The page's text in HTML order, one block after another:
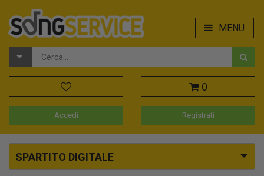
MENU
0
Accedi Registrati
SPARTITO DIGITALE